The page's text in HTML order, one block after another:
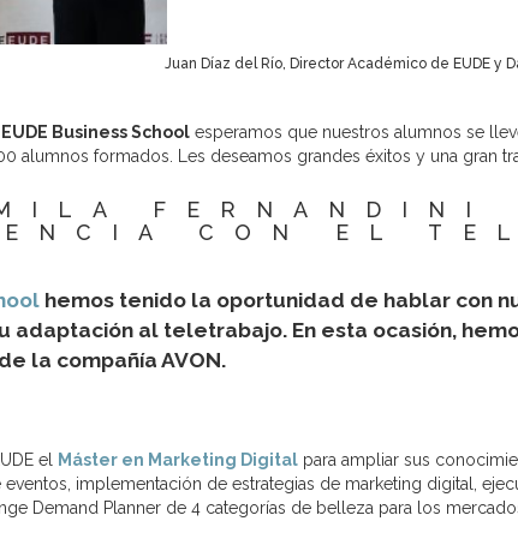
Juan Díaz del Río, Director Académico de EUDE y
EUDE Business School esperamos que nuestros alumnos se
alumnos formados. Les deseamos grandes éxitos y una gran
FERNANDINI
CON EL
hemos tenido la oportunidad de hablar con
adaptación al teletrabajo. En esta ocasión,
la compañía AVON.
el Máster en Marketing Digital para ampliar sus
implementación de estrategias de marketing digital,
Demand Planner de 4 categorías de belleza para los